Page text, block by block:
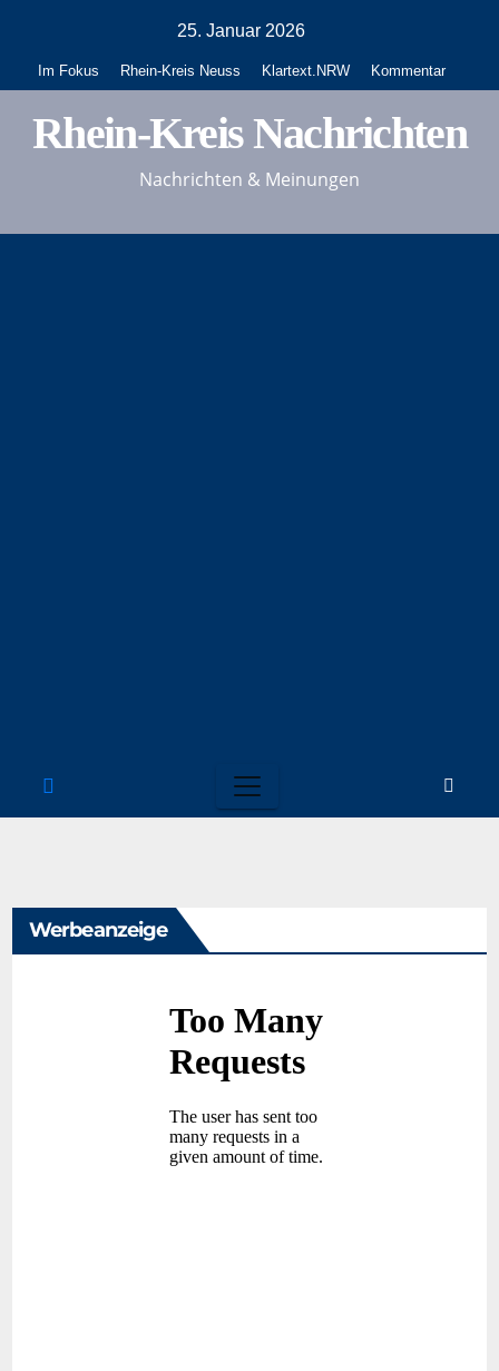
springen
25. Januar 2026
Im Fokus Rhein-Kreis Neuss Klartext.NRW Kommentar
Rhein-Kreis Nachrichten
Nachrichten & Meinungen
Werbeanzeige